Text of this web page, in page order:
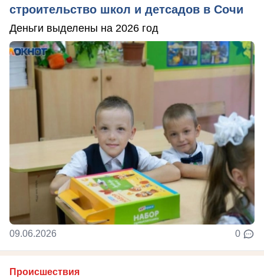
строительство школ и детсадов в Сочи
Деньги выделены на 2026 год
09.06.2026 0
Происшествия